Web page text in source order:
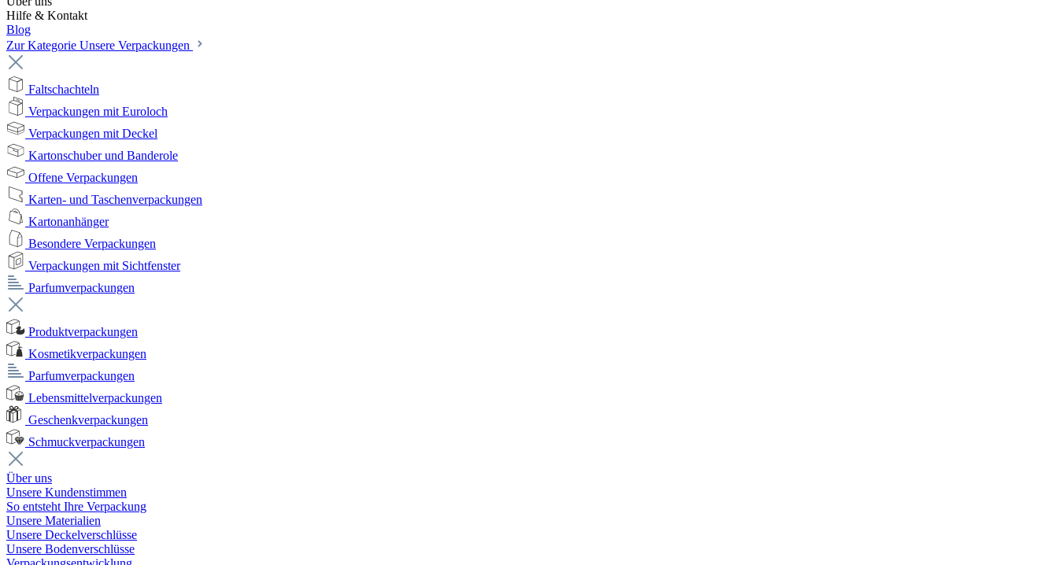
Hilfe & Kontakt
Blog
Zur Kategorie Unsere Verpackungen
Faltschachteln
Verpackungen mit Euroloch
Verpackungen mit Deckel
Kartonschuber und Banderole
Offene Verpackungen
Karten- und Taschenverpackungen
Kartonanhänger
Besondere Verpackungen
Verpackungen mit Sichtfenster
Parfumverpackungen
Produktverpackungen
Kosmetikverpackungen
Parfumverpackungen
Lebensmittelverpackungen
Geschenkverpackungen
Schmuckverpackungen
Über uns
Unsere Kundenstimmen
So entsteht Ihre Verpackung
Unsere Materialien
Unsere Deckelverschlüsse
Unsere Bodenverschlüsse